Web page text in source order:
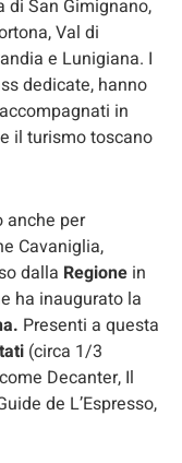
di San Gimignano,
Val di
e Lunigiana. I
dedicate, hanno
in
il turismo toscano
anche per
Cavaniglia,
dalla Regione in
ha inaugurato la
Presenti a questa
(circa 1/3
Decanter, Il
de L’Espresso,